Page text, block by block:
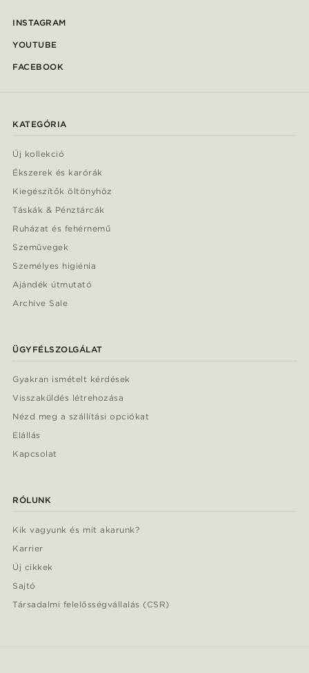
INSTAGRAM
YOUTUBE
FACEBOOK
KATEGÓRIA
Új kollekció
Ékszerek és karórák
Kiegészítők öltönyhöz
Táskák & Pénztárcák
Ruházat és fehérnemű
Szemüvegek
Személyes higiénia
Ajándék útmutató
Archive Sale
ÜGYFÉLSZOLGÁLAT
Gyakran ismételt kérdések
Visszaküldés létrehozása
Nézd meg a szállítási opciókat
Elállás
Kapcsolat
RÓLUNK
Kik vagyunk és mit akarunk?
Karrier
Új cikkek
Sajtó
Társadalmi felelősségvállalás (CSR)